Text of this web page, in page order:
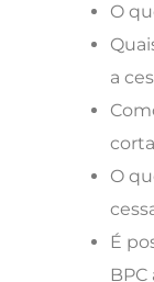
O
a
O
É